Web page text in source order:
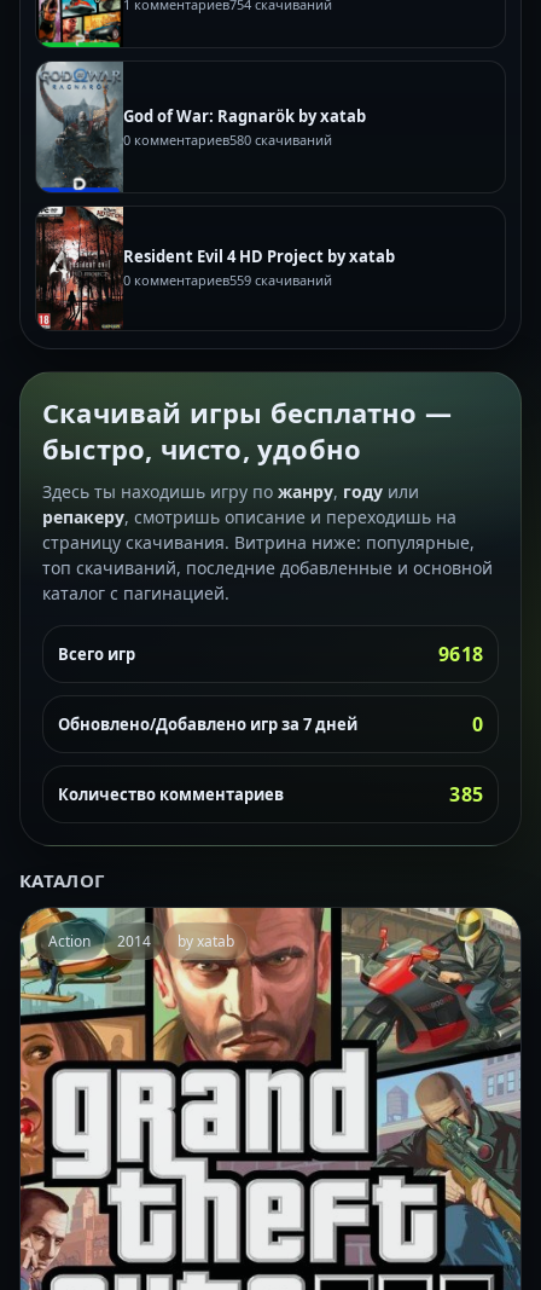
1 комментариев754 скачиваний
God of War: Ragnarök by xatab
0 комментариев580 скачиваний
Resident Evil 4 HD Project by xatab
0 комментариев559 скачиваний
Скачивай игры бесплатно —
быстро, чисто, удобно
Здесь ты находишь игру по жанру, году или
репакеру, смотришь описание и переходишь на
страницу скачивания. Витрина ниже: популярные,
топ скачиваний, последние добавленные и основной
каталог с пагинацией.
Всего игр 9618
Обновлено/Добавлено игр за 7 дней 0
Количество комментариев 385
КАТАЛОГ
Action 2014 by xatab